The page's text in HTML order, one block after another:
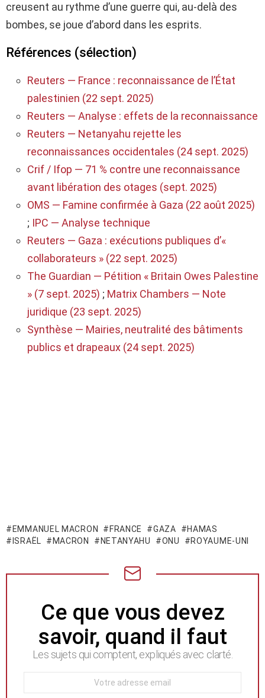
creusent au rythme d’une guerre qui, au-delà des
bombes, se joue d’abord dans les esprits.
Références (sélection)
Reuters — France : reconnaissance de l’État
palestinien (22 sept. 2025)
Reuters — Analyse : effets de la reconnaissance
Reuters — Netanyahu rejette les
reconnaissances occidentales (24 sept. 2025)
Crif / Ifop — 71 % contre une reconnaissance
avant libération des otages (sept. 2025)
OMS — Famine confirmée à Gaza (22 août 2025)
; IPC — Analyse technique
Reuters — Gaza : exécutions publiques d’«
collaborateurs » (22 sept. 2025)
The Guardian — Pétition « Britain Owes Palestine
» (7 sept. 2025) ; Matrix Chambers — Note
juridique (23 sept. 2025)
Synthèse — Mairies, neutralité des bâtiments
publics et drapeaux (24 sept. 2025)
EMMANUEL MACRON FRANCE GAZA
HAMAS
ISRAËL
MACRON NETANYAHU ONU ROYAUME-UNI
NEWSLETTER
Ce que vous devez
savoir, quand il faut
Les sujets qui comptent, expliqués avec clarté.